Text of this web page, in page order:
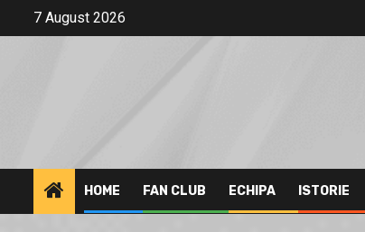
7 August 2026
HOME FAN CLUB ECHIPA ISTORIE